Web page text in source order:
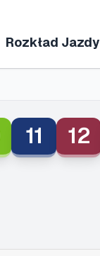
Rozkład Jazdy
11 12